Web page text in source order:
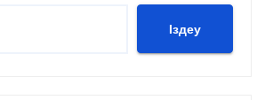
Іздеу